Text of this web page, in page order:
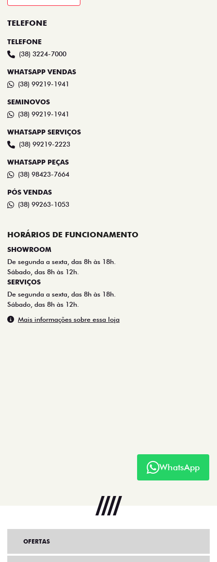
TELEFONE
TELEFONE
(38) 3224-7000
WHATSAPP VENDAS
(38) 99219-1941
SEMINOVOS
(38) 99219-1941
WHATSAPP SERVIÇOS
(38) 99219-2223
WHATSAPP PEÇAS
(38) 98423-7664
PÓS VENDAS
(38) 99263-1053
SHOWROOM
De segunda a sexta, das 8h às 18h.
Sábado, das 8h às 12h.
SERVIÇOS
De segunda a sexta, das 8h às 18h.
Sábado, das 8h às 12h.
Mais informações sobre essa loja
WhatsApp
OFERTAS